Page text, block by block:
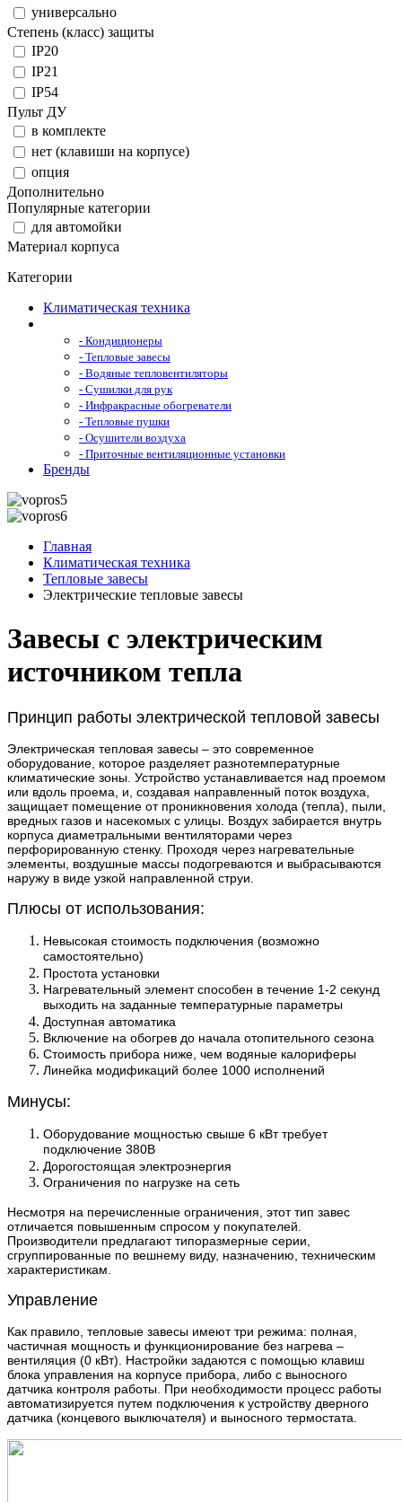
универсально
Степень (класс) защиты
IP20
IP21
IP54
Пульт ДУ
в комплекте
нет (клавиши на корпусе)
опция
Дополнительно
Популярные категории
для автомойки
Материал корпуса
Категории
Климатическая техника
- Кондиционеры
- Тепловые завесы
- Водяные тепловентиляторы
- Сушилки для рук
- Инфракрасные обогреватели
- Тепловые пушки
- Осушители воздуха
- Приточные вентиляционные установки
Бренды
Главная
Климатическая техника
Тепловые завесы
Электрические тепловые завесы
Завесы с электрическим
источником тепла
Принцип работы электрической тепловой завесы
Электрическая тепловая завесы – это современное
оборудование, которое разделяет разнотемпературные
климатические зоны. Устройство устанавливается над проемом
или вдоль проема, и, создавая направленный поток воздуха,
защищает помещение от проникновения холода (тепла), пыли,
вредных газов и насекомых с улицы. Воздух забирается внутрь
корпуса диаметральными вентиляторами через
перфорированную стенку. Проходя через нагревательные
элементы, воздушные массы подогреваются и выбрасываются
наружу в виде узкой направленной струи.
Плюсы от использования:
Невысокая стоимость подключения (возможно
самостоятельно)
Простота установки
Нагревательный элемент способен в течение 1-2 секунд
выходить на заданные температурные параметры
Доступная автоматика
Включение на обогрев до начала отопительного сезона
Стоимость прибора ниже, чем водяные калориферы
Линейка модификаций более 1000 исполнений
Минусы:
Оборудование мощностью свыше 6 кВт требует
подключение 380В
Дорогостоящая электроэнергия
Ограничения по нагрузке на сеть
Несмотря на перечисленные ограничения, этот тип завес
отличается повышенным спросом у покупателей.
Производители предлагают типоразмерные серии,
сгруппированные по вешнему виду, назначению, техническим
характеристикам.
Управление
Как правило, тепловые завесы имеют три режима: полная,
частичная мощность и функционирование без нагрева –
вентиляция (0 кВт). Настройки задаются с помощью клавиш
блока управления на корпусе прибора, либо с выносного
датчика контроля работы. При необходимости процесс работы
автоматизируется путем подключения к устройству дверного
датчика (концевого выключателя) и выносного термостата.